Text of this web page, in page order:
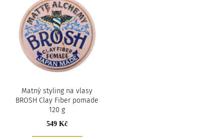
Matný styling na vlasy
BROSH Clay Fiber pomade
120 g
549 Kč